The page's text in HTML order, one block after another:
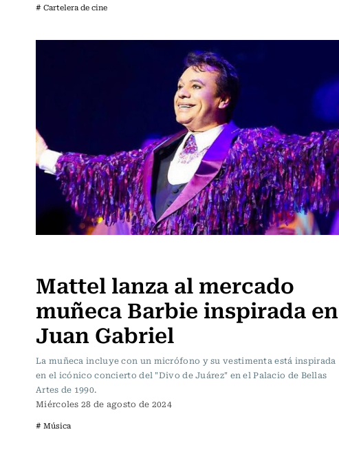
# Cartelera de cine
Mattel lanza al mercado
muñeca Barbie inspirada en
Juan Gabriel
La muñeca incluye con un micrófono y su vestimenta está inspirada
en el icónico concierto del "Divo de Juárez" en el Palacio de Bellas
Artes de 1990.
Miércoles 28 de agosto de 2024
# Música